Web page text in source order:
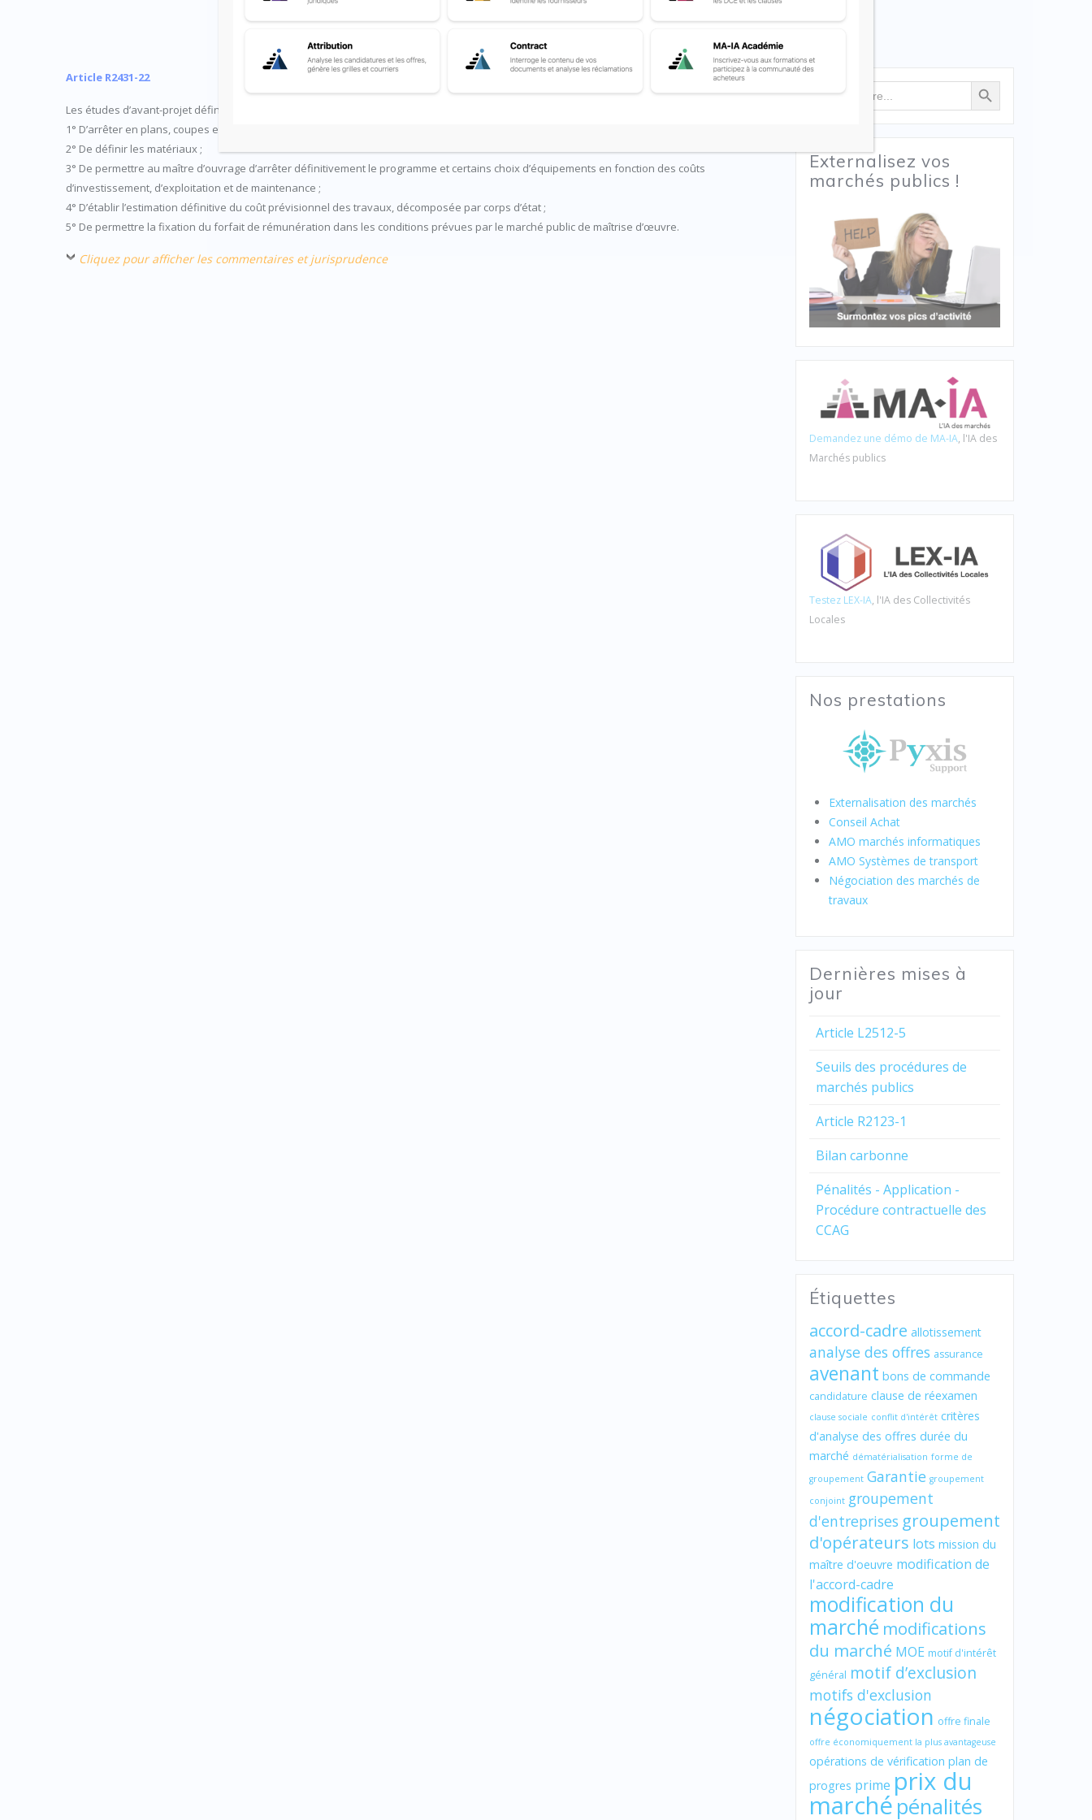
Article R2431-22
Les études d’avant-projet définitif ont pour objet :
1° D’arrêter en plans, coupes et façades, les dimensions de l’ouvrage ainsi que son aspect ;
2° De définir les matériaux ;
3° De permettre au maître d’ouvrage d’arrêter définitivement le programme et certains choix d’équipements en fonction des coûts
d’investissement, d’exploitation et de maintenance ;
4° D’établir l’estimation définitive du coût prévisionnel des travaux, décomposée par corps d’état ;
5° De permettre la fixation du forfait de rémunération dans les conditions prévues par le marché public de maîtrise d’œuvre.
Cliquez pour afficher les commentaires et jurisprudence
for:
Search Button
Externalisez vos
marchés publics !
Demandez une démo de MA-IA, l'IA des
Marchés publics
Testez LEX-IA, l'IA des Collectivités
Locales
Nos prestations
Externalisation des marchés
Conseil Achat
AMO marchés informatiques
AMO Systèmes de transport
Négociation des marchés de
travaux
Dernières mises à
jour
Article L2512-5
Seuils des procédures de
marchés publics
Article R2123-1
Bilan carbonne
Pénalités - Application -
Procédure contractuelle des
CCAG
Étiquettes
accord-cadre allotissement
analyse des offres assurance
avenant bons de commande
candidature clause de réexamen
clause sociale conflit d'intérêt critères
d'analyse des offres durée du
marché dématérialisation forme de
groupement Garantie groupement
conjoint groupement
d'entreprises groupement
d'opérateurs lots mission du
maître d'oeuvre modification de
l'accord-cadre
modification du
marché modifications
du marché MOE motif d'intérêt
général motif d’exclusion
motifs d'exclusion
négociation offre finale
offre économiquement la plus avantageuse
opérations de vérification plan de
progres prime prix du
marché pénalités